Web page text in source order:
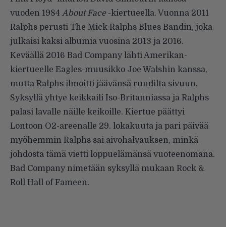
vuoden 1984 About Face-kiertueella. Vuonna 2011
Ralphs perusti The Mick Ralphs Blues Bandin, joka
julkaisi kaksi albumia vuosina 2013 ja 2016.
Keväällä 2016 Bad Company lähti Amerikan-
kiertueelle Eagles-muusikko Joe Walshin kanssa,
mutta Ralphs ilmoitti jäävänsä rundilta sivuun.
Syksyllä yhtye keikkaili Iso-Britanniassa ja Ralphs
palasi lavalle näille keikoille. Kiertue päättyi
Lontoon O2-areenalle 29. lokakuuta ja pari päivää
myöhemmin Ralphs sai aivohalvauksen, minkä
johdosta tämä vietti loppuelämänsä vuoteenomana.
Bad Company nimetään syksyllä mukaan Rock &
Roll Hall of Fameen.